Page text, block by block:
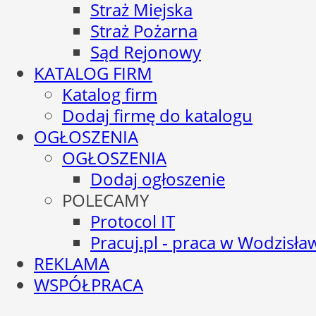
Straż Miejska
Straż Pożarna
Sąd Rejonowy
KATALOG FIRM
Katalog firm
Dodaj firmę do katalogu
OGŁOSZENIA
OGŁOSZENIA
Dodaj ogłoszenie
POLECAMY
Protocol IT
Pracuj.pl - praca w
REKLAMA
WSPÓŁPRACA